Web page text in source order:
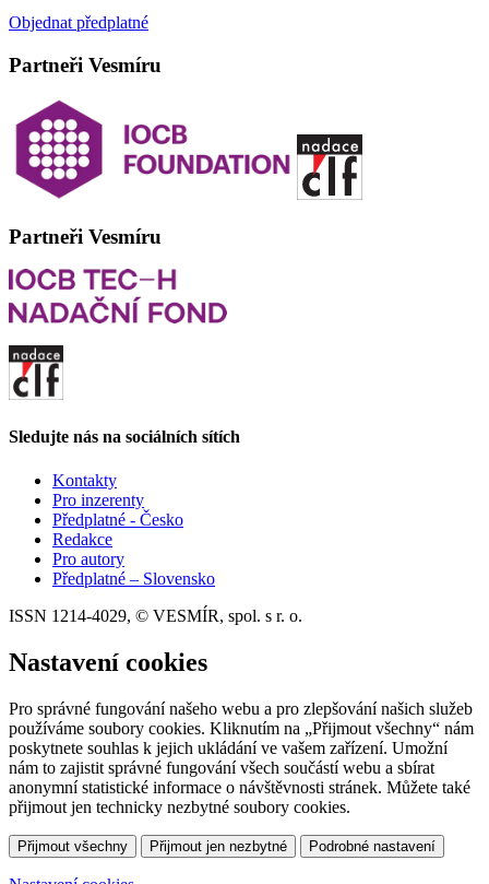
Objednat předplatné
Partneři Vesmíru
Partneři Vesmíru
Sledujte nás na sociálních sítích
Kontakty
Pro inzerenty
Předplatné - Česko
Redakce
Pro autory
Předplatné – Slovensko
ISSN 1214-4029, © VESMÍR, spol. s r. o.
Nastavení cookies
Pro správné fungování našeho webu a pro zlepšování našich služeb
používáme soubory cookies. Kliknutím na „Přijmout všechny“ nám
poskytnete souhlas k jejich ukládání ve vašem zařízení. Umožní
nám to zajistit správné fungování všech součástí webu a sbírat
anonymní statistické informace o návštěvnosti stránek. Můžete také
přijmout jen technicky nezbytné soubory cookies.
Přijmout všechny Přijmout jen nezbytné Podrobné nastavení